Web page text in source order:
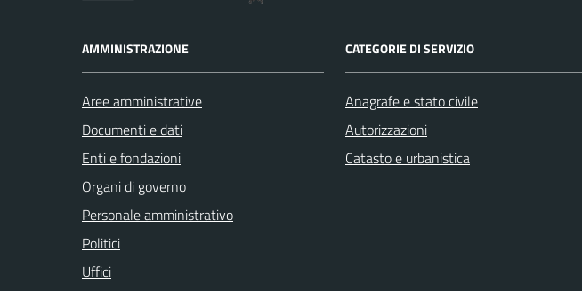
AMMINISTRAZIONE
Aree amministrative
Documenti e dati
Enti e fondazioni
Organi di governo
Personale amministrativo
Politici
Uffici
CATEGORIE DI SERVIZIO
Anagrafe e stato civile
Autorizzazioni
Catasto e urbanistica